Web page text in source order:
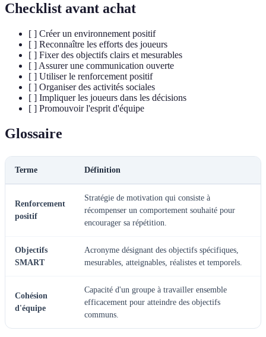
Checklist avant achat
[ ] Créer un environnement positif
[ ] Reconnaître les efforts des joueurs
[ ] Fixer des objectifs clairs et mesurables
[ ] Assurer une communication ouverte
[ ] Utiliser le renforcement positif
[ ] Organiser des activités sociales
[ ] Impliquer les joueurs dans les décisions
[ ] Promouvoir l'esprit d'équipe
Glossaire
Terme Définition
Renforcement
positif
Stratégie de motivation qui consiste à
récompenser un comportement souhaité pour
encourager sa répétition.
Objectifs
SMART
Acronyme désignant des objectifs spécifiques,
mesurables, atteignables, réalistes et temporels.
Cohésion
d'équipe
Capacité d'un groupe à travailler ensemble
efficacement pour atteindre des objectifs
communs.